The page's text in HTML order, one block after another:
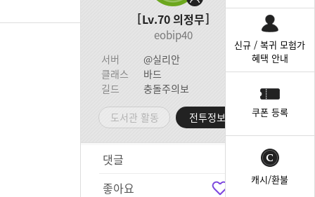
Lv.70의정무
eobip40
서버
@실리안
클래스
바드
길드
충돌주의보
도서관 활동 전투정보실
댓글
좋아요
신규 / 복귀 모험가
혜택 안내
쿠폰 등록
캐시/환불